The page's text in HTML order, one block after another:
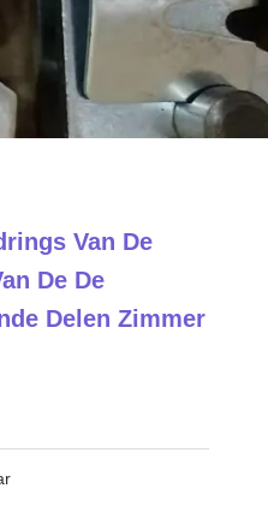
Van De
De De
Delen Zimmer